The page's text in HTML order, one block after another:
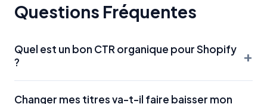
Questions Fréquentes
Quel est un bon CTR organique pour Shopify
?
+
Changer mes titres va-t-il faire baisser mon